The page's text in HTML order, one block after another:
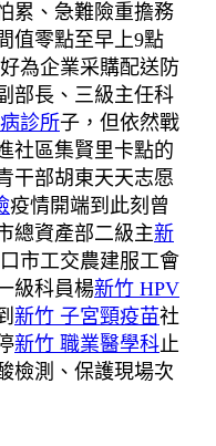
累、急難險重擔務
值零點至早上9點
為企業采購配送防
部長、三級主任科
診所子，但依然戰
社區集賢里卡點的
干部胡東天天志愿
疫情開端到此刻曾
總資產部二級主新
市工交農建服工會
級科員楊新竹 HPV
新竹 子宮頸疫苗社
新竹 職業醫學科止
檢測、保護現場次